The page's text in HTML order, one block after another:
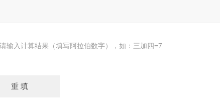
请输入计算结果（填写阿拉伯数字），如：三加四=7